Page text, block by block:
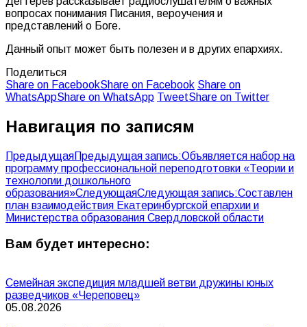
вопросах понимания Писания, вероучения и
представлений о Боге.
Данный опыт может быть полезен и в других епархиях.
Поделиться
Share on FacebookShare on Facebook Share on
WhatsAppShare on WhatsApp TweetShare on Twitter
Навигация по записям
ПредыдущаяПредыдущая запись:Объявляется набор на
программу профессиональной переподготовки «Теории и
технологии дошкольного
образования»СледующаяСледующая запись:Составлен
план взаимодействия Екатеринбургской епархии и
Министерства образования Свердловской области
Вам будет интересно:
Семейная экспедиция младшей ветви дружины юных
разведчиков «Череповец»
05.08.2026